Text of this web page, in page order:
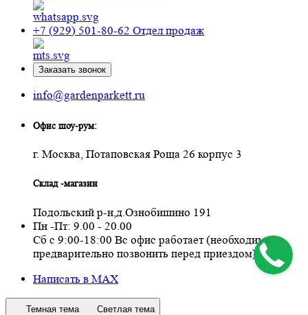
+7 (929) 501-80-62 Отдел продаж
Заказать звонок
info@gardenparkett.ru
Офис шоу-рум:
г. Москва, Потаповская Роща 26 корпус 3
Склад -магазин
Подольский р-н,д.Ознобишино 191
Пн -Пт: 9.00 - 20.00
Сб с 9:00-18:00 Вс офис работает (необходимо
предварительно позвонить перед приездом)
Написать в MAX
Темная тема Светлая тема